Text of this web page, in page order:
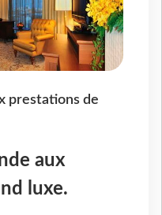
prestations de
aux
luxe.